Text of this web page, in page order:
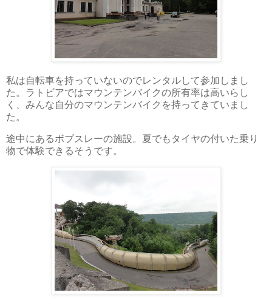
私は自転車を持っていないのでレンタルして参加しまし
た。ラトビアではマウンテンバイクの所有率は高いらし
く、みんな自分のマウンテンバイクを持ってきていまし
た。
途中にあるボブスレーの施設。夏でもタイヤの付いた乗り
物で体験できるそうです。